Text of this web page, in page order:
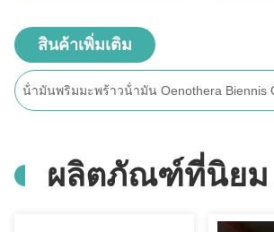
สินค้าเพิ่มเติม
ผลิตภัณฑ์ที่นิยม